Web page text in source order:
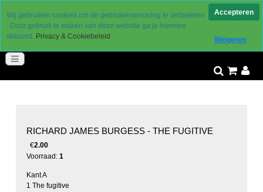
gereduceerde verzendkosten
30 dagen retourtermijn
goed bereikbaar
RICHARD JAMES BURGESS - THE FUGITIVE
€2.00
Voorraad: 1
Kant A
1 The fugitive
Wij gebruiken cookies om de gebruikerservaring te verbeteren
. Door gebruik te maken van deze website ga je hiermee
akkoord. Privacy & Cookiebeleid
Accepteren
Weigeren